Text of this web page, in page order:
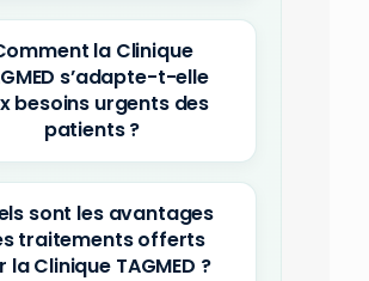
la Clinique
s’adapte-t-elle
besoins urgents des
patients ?
sont les avantages
traitements offerts
la Clinique TAGMED ?